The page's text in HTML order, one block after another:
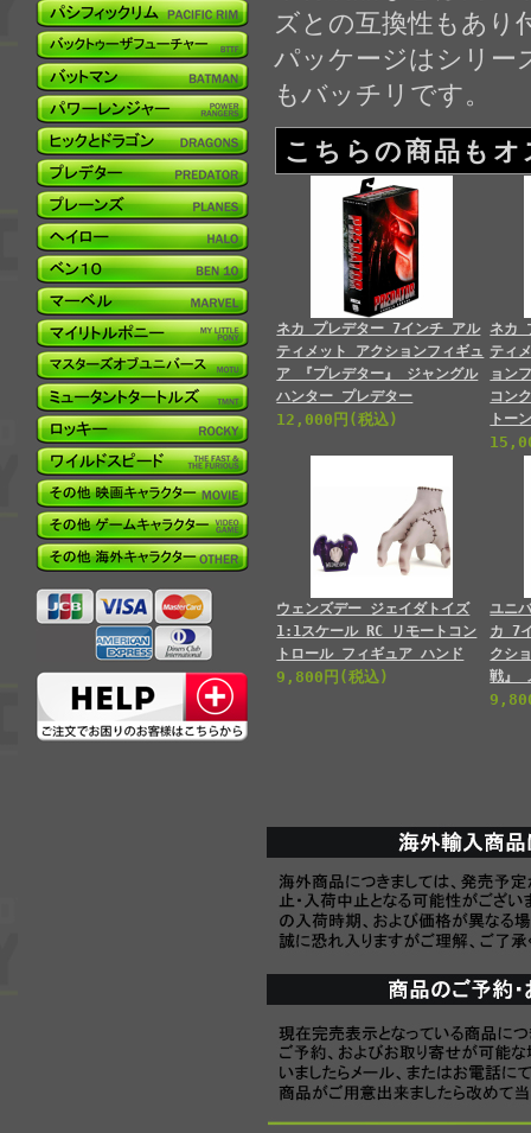
ズとの互換性もあ
パッケージはシリー
もバッチリです。
こちらの商品も
ネカ プレデター 7インチ アル
ティメット アクションフィギュ
ア 『プレデター』 ジャングル
ハンター プレデター
12,000円(税込)
ネカ
ティ
ョン
コン
トー
ウェンズデー ジェイダトイズ
1:1スケール RC リモートコン
トロール フィギュア ハンド
9,800円(税込)
ユニ
カ 7
クシ
戦』